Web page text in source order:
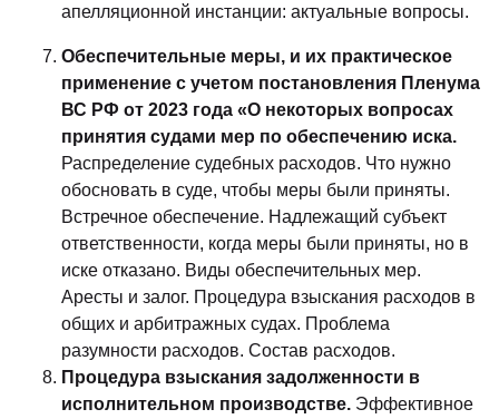
апелляционной инстанции: актуальные вопросы.
Обеспечительные меры, и их практическое
применение с учетом постановления Пленума
ВС РФ от 2023 года «О некоторых вопросах
принятия судами мер по обеспечению иска.
Распределение судебных расходов. Что нужно
обосновать в суде, чтобы меры были приняты.
Встречное обеспечение. Надлежащий субъект
ответственности, когда меры были приняты, но в
иске отказано. Виды обеспечительных мер.
Аресты и залог. Процедура взыскания расходов в
общих и арбитражных судах. Проблема
разумности расходов. Состав расходов.
Процедура взыскания задолженности в
исполнительном производстве. Эффективное